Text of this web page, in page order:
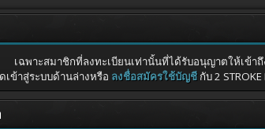
เฉพาะสมาชิกที่ลงทะเบียนเท่านั้นที่ได้รับอนุญาตให้เข้า
เข้าสู่ระบบด้านล่างหรือ ลงชื่อสมัครใช้บัญชีกับ 2 STROKE